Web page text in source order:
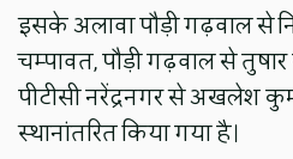
इसके अलावा पौड़ी गढ़वाल से
चम्पावत, पौड़ी गढ़वाल से
पीटीसी नरेंद्रनगर से अखलेश
स्थानांतरित किया गया है।